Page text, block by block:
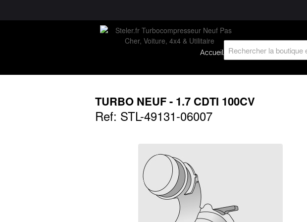
Accueil L'entreprise
TURBO NEUF - 1.7 CDTI 100CV
Ref: STL-49131-06007